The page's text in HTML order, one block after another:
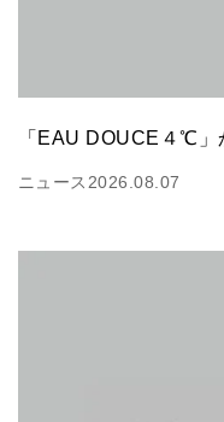
「EAU DOUCE４℃」
ニュース 2026.08.07